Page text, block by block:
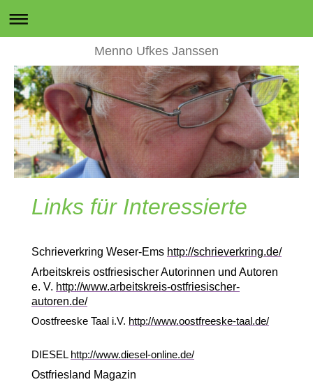
Menno Ufkes Janssen
Links für Interessierte
Schrieverkring Weser-Ems http://schrieverkring.de/
Arbeitskreis ostfriesischer Autorinnen und Autoren
e. V. http://www.arbeitskreis-ostfriesischer-
autoren.de/
Oostfreeske Taal i.V. http://www.oostfreeske-taal.de/
DIESEL http://www.diesel-online.de/
Ostfriesland Magazin